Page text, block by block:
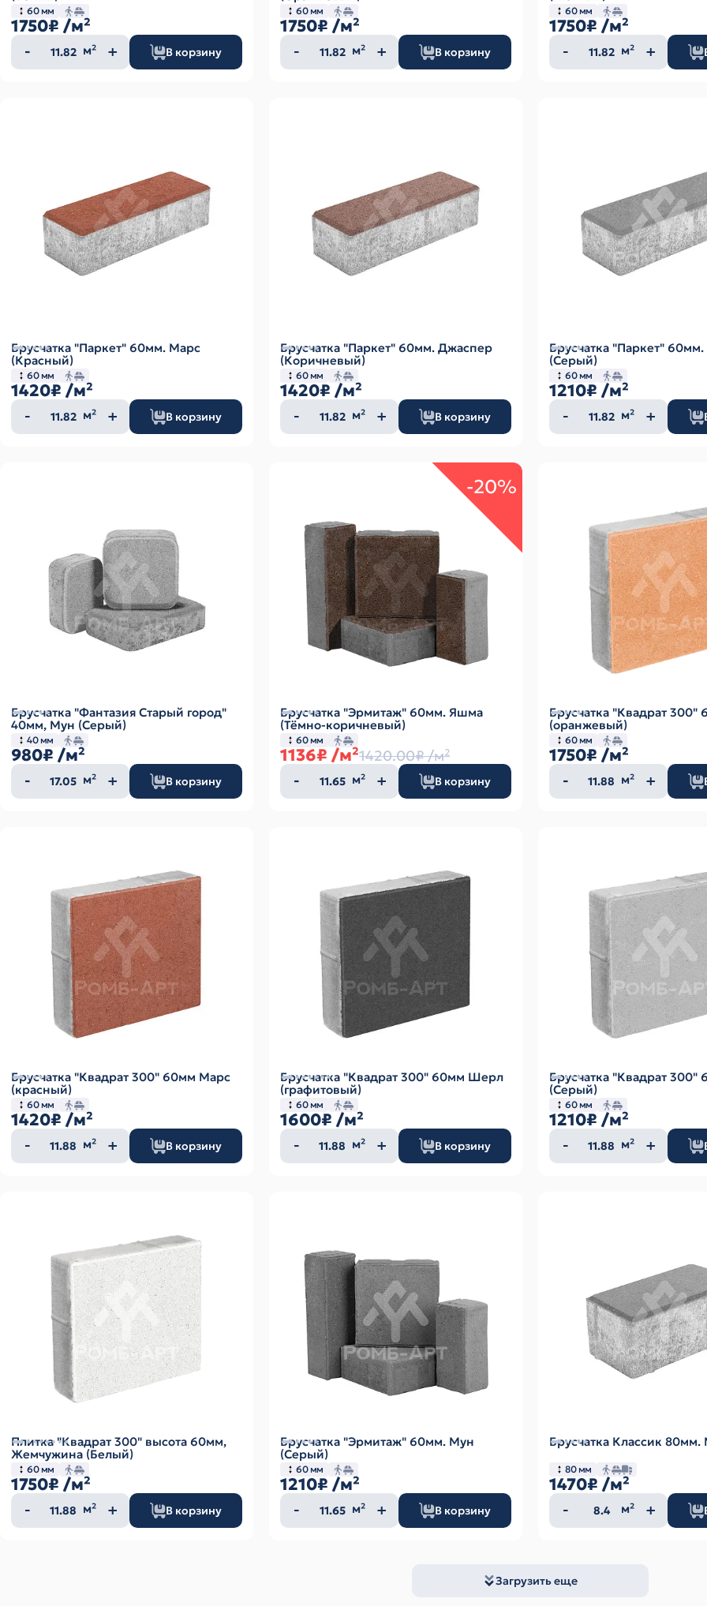
60 мм
1750₽ /м²
Количество
товара
м² В корзину
60 мм
1750₽ /м²
Количество
товара
м² В корзину
60 мм
1750₽ /м²
Количество
товара
м²
Брусчатка "Паркет" 60мм. Марс
(Красный)
60 мм
1420₽ /м²
Количество
товара
м² В корзину
Брусчатка "Паркет" 60мм. Джаспер
(Коричневый)
60 мм
1420₽ /м²
Количество
товара
м² В корзину
Брусчатка "Паркет"
(Серый)
60 мм
1210₽ /м²
Количество
товара
м²
Брусчатка "Фантазия Старый город"
40мм, Мун (Серый)
40 мм
980₽ /м²
Количество
товара
м² В корзину
-20%
Брусчатка "Эрмитаж" 60мм. Яшма
(Тёмно-коричневый)
60 мм
1136₽ /м²1420.00₽/м²
Количество
товара
м² В корзину
Брусчатка "Квадрат 300"
(оранжевый)
60 мм
1750₽ /м²
Количество
товара
м²
Брусчатка "Квадрат 300" 60мм Марс
(красный)
60 мм
1420₽ /м²
Количество
товара
м² В корзину
Брусчатка "Квадрат 300" 60мм Шерл
(графитовый)
60 мм
1600₽ /м²
Количество
товара
м² В корзину
Брусчатка "Квадрат
(Серый)
60 мм
1210₽ /м²
Количество
товара
м²
Плитка "Квадрат 300" высота 60мм,
Жемчужина (Белый)
60 мм
1750₽ /м²
Количество
товара
м² В корзину
Брусчатка "Эрмитаж" 60мм. Мун
(Серый)
60 мм
1210₽ /м²
Количество
товара
м² В корзину
Брусчатка Классик
80 мм
1470₽ /м²
Количество
товара
м²
Загрузить еще